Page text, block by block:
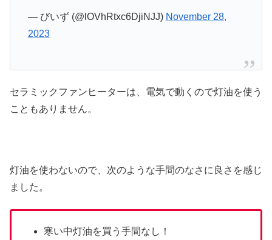
— びいず (@lOVhRtxc6DjiNJJ) November 28,
2023
セラミックファンヒーターは、電気で動くので灯油を使う
こともありません。
灯油を使わないので、次のような手間のなさに良さを感じ
ました。
寒い中灯油を買う手間なし！